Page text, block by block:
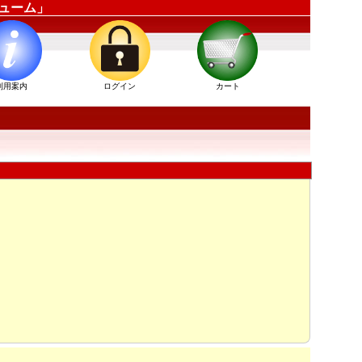
ーム」
用案内 ログイン カート